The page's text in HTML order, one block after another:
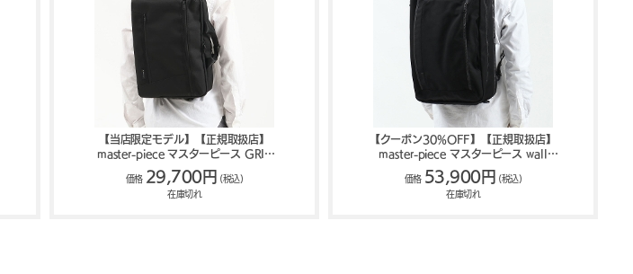
【当店限定モデル】【正規取扱店】
master-piece マスターピース GRIT
3WAYブリーフケース 43210-G
価格 29,700円 (税込)
在庫切れ
【クーポン30%OFF】【正規取扱店】
master-piece マスターピース wall
3WAYバッグ 02320
価格 53,900円 (税込)
在庫切れ